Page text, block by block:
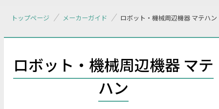
トップページ メーカーガイド ロボット・機械周辺機器 マテハン
ロボット・機械周辺機器 マテ
ハン